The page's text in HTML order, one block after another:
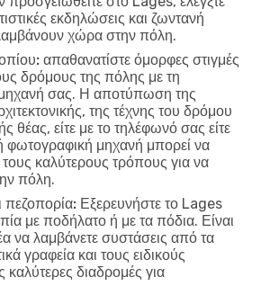
εκδηλώσεις και ζωντανή
χώρα στην πόλη.
απαθανατίστε όμορφες στιγμές
δρόμους της πόλης με τη
σας. Η αποτύπωση της
της τέχνης του δρόμου
θέας, είτε με το τηλέφωνό σας είτε
φωτογραφική μηχανή μπορεί να
τους καλύτερους τρόπους για να
πόλη.
πεζοπορία: Εξερευνήστε το Lages
με ποδήλατο ή με τα πόδια. Είναι
να λαμβάνετε συστάσεις από τα
γραφεία και τους ειδικούς
καλύτερες διαδρομές για